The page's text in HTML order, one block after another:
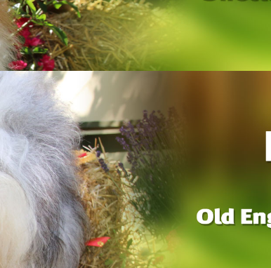
Powered by jDownloads